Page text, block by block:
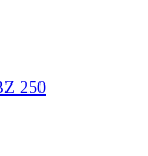
250